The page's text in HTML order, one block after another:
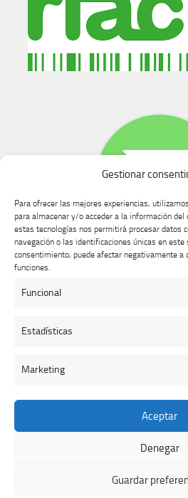
Gestionar
Para ofrecer las mejores experiencias,
para almacenar y/o acceder a la información
estas tecnologías nos permitirá procesar datos
navegación o las identificaciones únicas en
consentimiento, puede afectar negativamente a
funciones.
Funcional
Estadísticas
Marketing
Aceptar
Denegar
Guardar
Buzón de dudas, quejas y
Colegio Oficial de Veterinarios de
- Diseñado con